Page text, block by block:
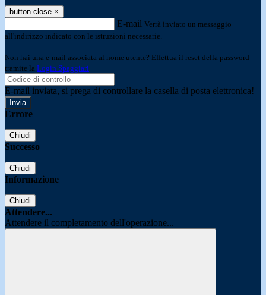
button close ×
E-mail Verrà inviato un messaggio
all'indirizzo indicato con le istruzioni necessarie.
Non hai una e-mail associata al nome utente? Effettua il reset della password
tramite la Login Spaggiari
E-mail inviata, si prega di controllare la casella di posta elettronica!
Errore
Chiudi
Successo
Chiudi
Informazione
Chiudi
Attendere...
Attendere il completamento dell'operazione...